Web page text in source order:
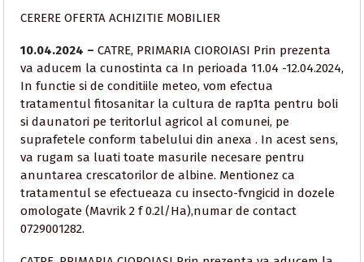
CERERE OFERTA ACHIZITIE MOBILIER
10.04.2024 – CATRE, PRIMARIA CIOROIASI Prin prezenta
va aducem la cunostinta ca In perioada 11.04 -12.04.2024,
In functie si de conditiile meteo, vom efectua
tratamentul fitosanitar la cultura de rap1ta pentru boli
si daunatori pe teritorlul agricol al comunei, pe
suprafetele conform tabelului din anexa . In acest sens,
va rugam sa luati toate masurile necesare pentru
anuntarea crescatorilor de albine. Mentionez ca
tratamentul se efectueaza cu insecto-fvngicid in dozele
omologate (Mavrik 2 f 0.2l/Ha),numar de contact
0729001282.